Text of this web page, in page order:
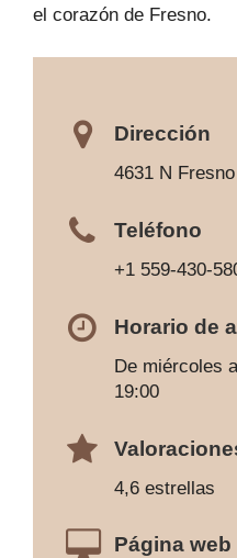
el corazón de Fresno.
Dirección
4631 N
Teléfono
+1 559-430-
Horario de
De miércoles
19:00
4,6 estrellas
Página web